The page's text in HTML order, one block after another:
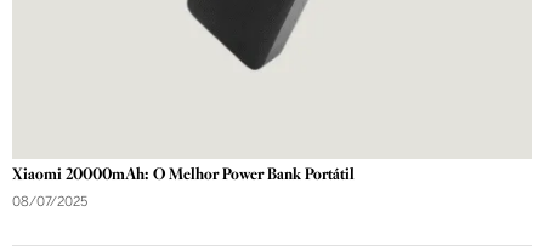
Xiaomi 20000mAh: O Melhor Power Bank Portátil
08/07/2025